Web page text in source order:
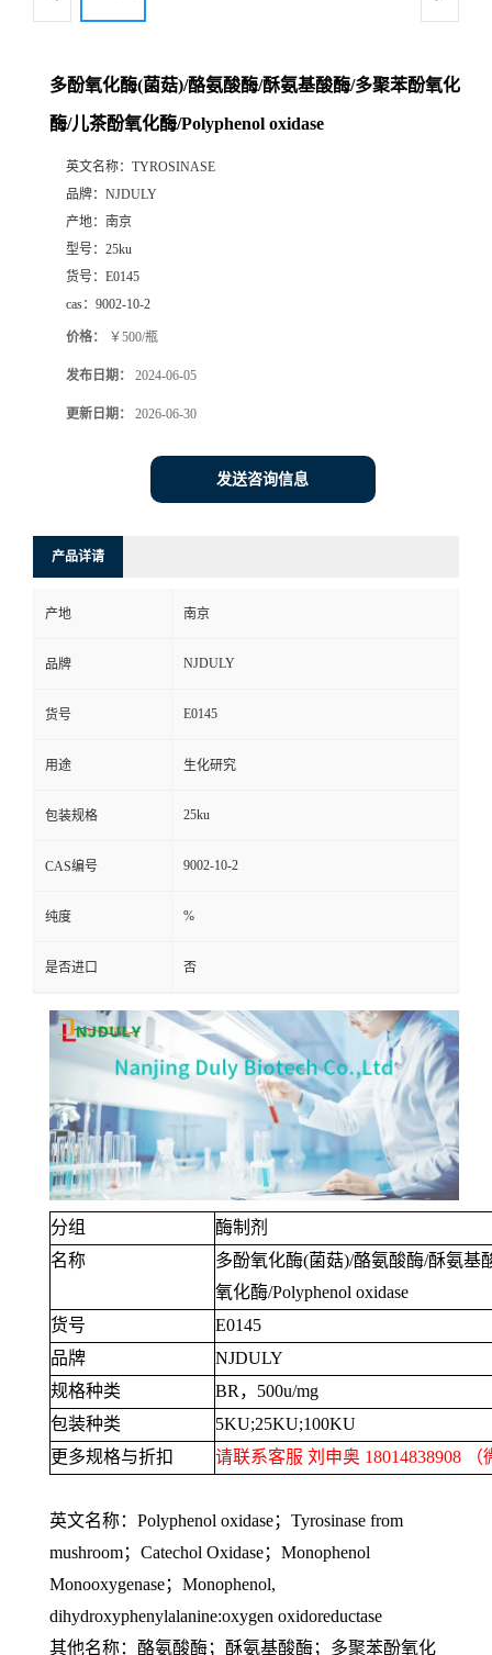
多酚氧化酶(菌菇)/酪氨酸酶/酥氨基酸酶/多聚苯酚氧化
酶/儿茶酚氧化酶/Polyphenol oxidase
英文名称： TYROSINASE
品牌： NJDULY
产地： 南京
型号： 25ku
货号： E0145
cas： 9002-10-2
价格： ￥500/瓶
发布日期： 2024-06-05
更新日期： 2026-06-30
发送咨询信息
产品详请
产地 南京
品牌 NJDULY
货号 E0145
用途 生化研究
包装规格 25ku
CAS编号 9002-10-2
纯度 %
是否进口 否
分组
酶制剂
名称
多酚氧化酶(菌菇)/酪氨酸酶/酥氨基
氧化酶/Polyphenol oxidase
货号
E0145
品牌
NJDULY
规格种类
BR ， 500u/mg
包装种类
5KU;25KU;100KU
更多规格与折扣
请联系客服 刘申奥 18014838908
英文名称： Polyphenol oxidase； Tyrosinase from
mushroom； Catechol Oxidase； Monophenol
Monooxygenase； Monophenol,
dihydroxyphenylalanine:oxygen oxidoreductase
其他名称：酪氨酸酶；酥氨基酸酶；多聚苯酚氧化